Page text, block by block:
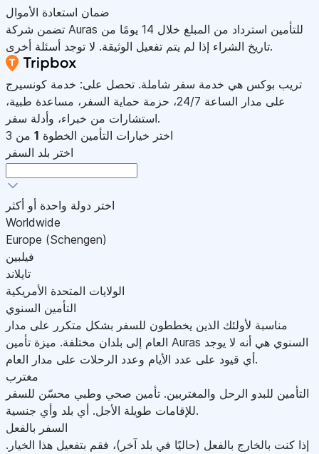
ضمان استعادة الأموال
تضمن شركة Auras للتأمين استرداد من المبلغ خلال 14 يومًا من
تاريخ الشراء إذا لم يتم تفعيل الوثيقة. لا توجد أسئلة أخرى.
تريب بوكس هي خدمة سفر شاملة. تحصل على: خدمة كونسيرج
على مدار الساعة 24/7، حزمة حماية السفر، مساعدة طبية،
استشارات من خبراء، وأدلة سفر.
اختر خيارات التأمين الخطوة 1 من 3
اختر بلد السفر
اختر دولة واحدة أو أكثر
Worldwide
Europe (Schengen)
فيلبين
تايلاند
الولايات المتحدة الأمريكية
التأمين السنوي
مناسبة لأولئك الذين يخططون للسفر بشكل متكرر على مدار
العام إلى بلدان مختلفة. ميزة تأمين Auras السنوي هي أنه لا يوجد
أي قيود على عدد الأيام وعدد الرحلات على مدار العام.
مغترب
التأمين للبدو الرحل والمغتربين. تأمين صحي وطبي محسّن للسفر
للإقامات طويلة الأجل. أي بلد وأي جنسية.
السفر بالفعل
إذا كنت بالخارج بالفعل (حاليًا في بلد آخر)، فقم بتفعيل هذا الخيار.